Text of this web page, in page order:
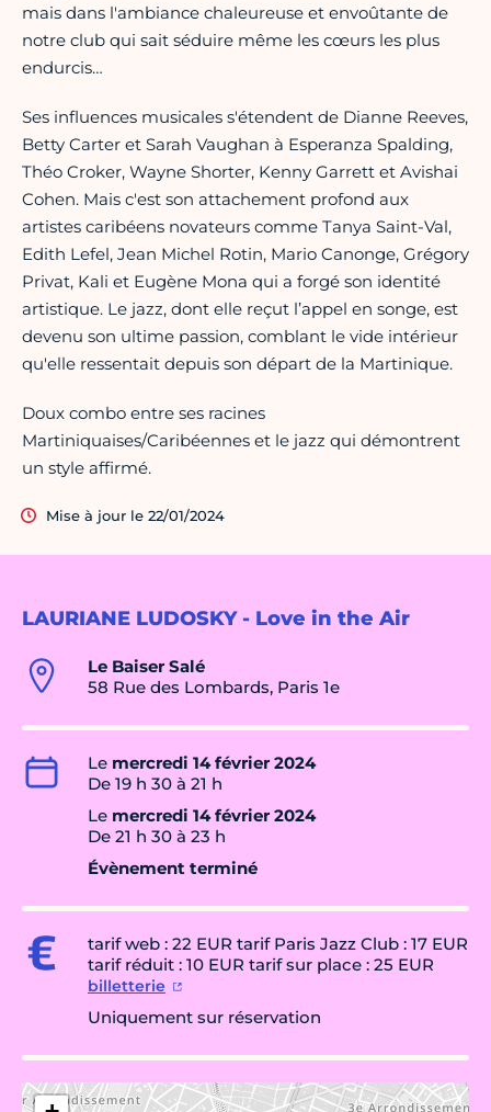
LAURIANE LUDOSKY - Love in the Air
Le Baiser Salé
58 Rue des Lombards, Paris 1e
Le mercredi 14 février 2024
De 19 h 30 à 21 h
Le mercredi 14 février 2024
De 21 h 30 à 23 h
Évènement terminé
tarif web : 22 EUR tarif Paris Jazz Club : 17 EUR
tarif réduit : 10 EUR tarif sur place : 25 EUR
billetterie
Uniquement sur réservation
mais dans l'ambiance chaleureuse et envoûtante de
notre club qui sait séduire même les cœurs les plus
endurcis…
Ses influences musicales s'étendent de Dianne Reeves,
Betty Carter et Sarah Vaughan à Esperanza Spalding,
Théo Croker, Wayne Shorter, Kenny Garrett et Avishai
Cohen. Mais c'est son attachement profond aux
artistes caribéens novateurs comme Tanya Saint-Val,
Edith Lefel, Jean Michel Rotin, Mario Canonge, Grégory
Privat, Kali et Eugène Mona qui a forgé son identité
artistique. Le jazz, dont elle reçut l’appel en songe, est
devenu son ultime passion, comblant le vide intérieur
qu'elle ressentait depuis son départ de la Martinique.
Doux combo entre ses racines
Martiniquaises/Caribéennes et le jazz qui démontrent
un style affirmé.
Mise à jour le 22/01/2024